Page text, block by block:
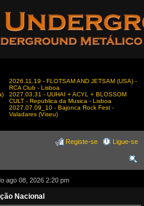
2026.11.19 - FLOTSAM AND JETSAM (USA) -
RCA Club - Lisboa
2027.03.31 - UUHAI + ACYL + BLOSSOM
CULT - Republica da Musica - Lisboa
2027.07.09_10 - Bajonca Rock Fest -
Valadares (Viseu)
Ligue-se
Registe-se
ago 08, 2026 2:20 pm
Nacional